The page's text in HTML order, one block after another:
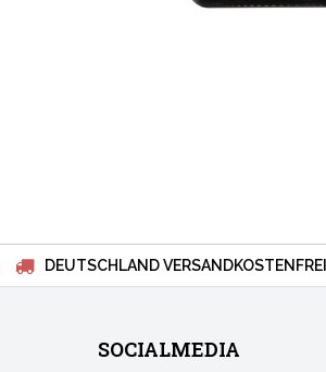
DEUTSCHLAND
SOCIALMEDIA